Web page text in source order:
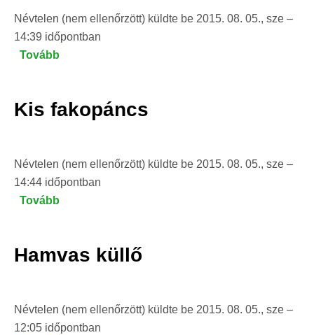
Névtelen (nem ellenőrzött) küldte be 2015. 08. 05., sze –
14:39 időpontban
Tovább
Kis fakopáncs
Névtelen (nem ellenőrzött) küldte be 2015. 08. 05., sze –
14:44 időpontban
Tovább
Hamvas küllő
Névtelen (nem ellenőrzött) küldte be 2015. 08. 05., sze –
12:05 időpontban